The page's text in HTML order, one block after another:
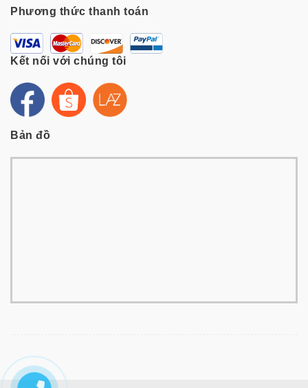
Phương thức thanh toán
Kết nối với chúng tôi
Bản đồ